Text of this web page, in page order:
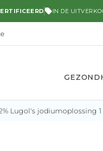
IN DE
Lugol's jodiumoplossing